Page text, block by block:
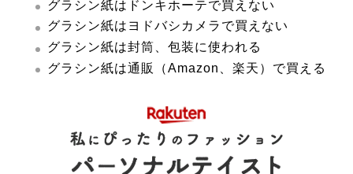
グラシン紙はドンキホーテで買えない
グラシン紙はヨドバシカメラで買えない
グラシン紙は封筒、包装に使われる
グラシン紙は通販（Amazon、楽天）で買える